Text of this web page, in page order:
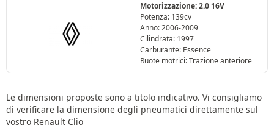
Motorizzazione: 2.0 16V
Potenza: 139cv
Anno: 2006-2009
Cilindrata: 1997
Carburante: Essence
Ruote motrici: Trazione anteriore
Le dimensioni proposte sono a titolo indicativo. Vi consigliamo
di verificare la dimensione degli pneumatici direttamente sul
vostro Renault Clio